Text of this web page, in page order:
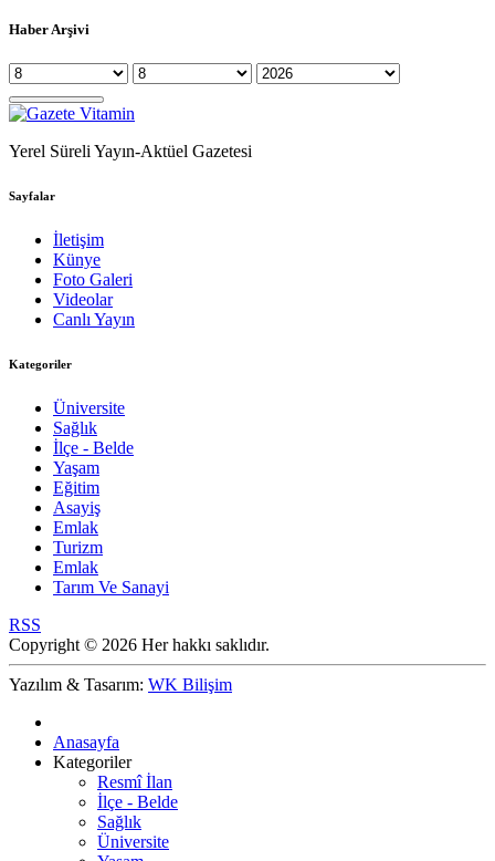
Haber Arşivi
Yerel Süreli Yayın-Aktüel Gazetesi
Sayfalar
İletişim
Künye
Foto Galeri
Videolar
Canlı Yayın
Kategoriler
Üniversite
Sağlık
İlçe - Belde
Yaşam
Eğitim
Asayiş
Emlak
Turizm
Emlak
Tarım Ve Sanayi
RSS
Copyright © 2026 Her hakkı saklıdır.
Yazılım & Tasarım: WK Bilişim
Anasayfa
Kategoriler
Resmî İlan
İlçe - Belde
Sağlık
Üniversite